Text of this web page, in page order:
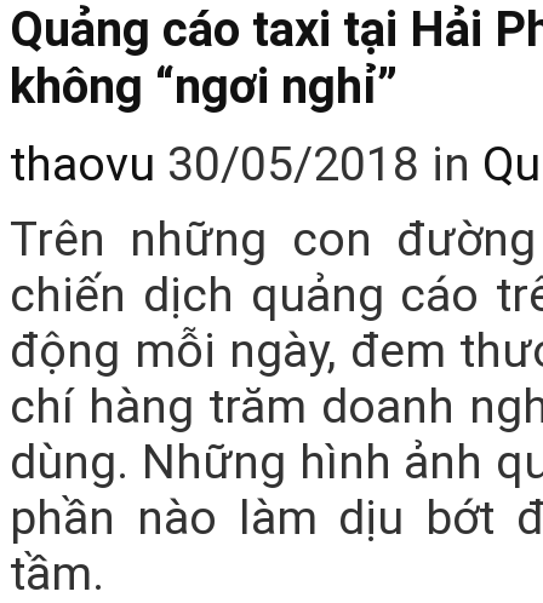
Quảng cáo taxi tại Hải
không “ngơi nghỉ”
thaovu 30/05/2018 in
Trên những con
chiến dịch quảng cáo
động mỗi ngày, đem
chí hàng trăm doanh
dùng. Những hình ảnh
phần nào làm dịu bớt
tầm.